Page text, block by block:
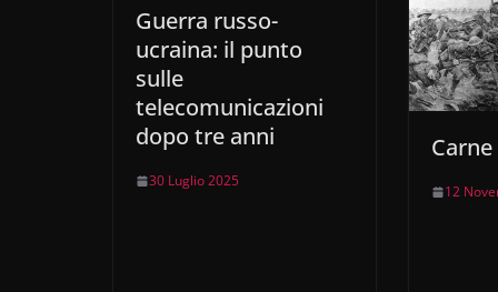
Guerra russo-
ucraina: il punto
sulle
telecomunicazioni
dopo tre anni
30 Luglio 2025
12